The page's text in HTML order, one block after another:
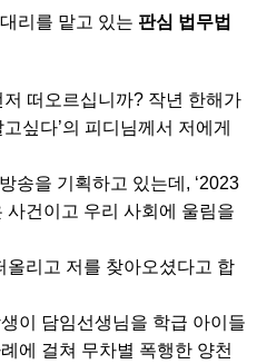
리를 맡고 있는 판심 법무법
떠오르십니까? 작년 한해가
싶다’의 피디님께서 저에게
송을 기획하고 있는데, ‘2023
사건이고 우리 사회에 울림을
올리고 저를 찾아오셨다고 합
이 담임선생님을 학급 아이들
에 걸쳐 무차별 폭행한 양천